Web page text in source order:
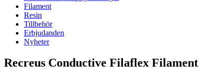
Filament
Resin
Tillbehör
Erbjudanden
Nyheter
Recreus Conductive Filaflex Filament